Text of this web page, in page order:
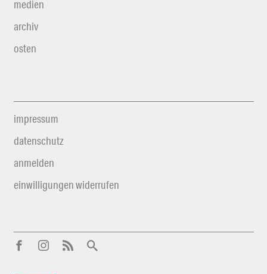
medien
archiv
osten
impressum
datenschutz
anmelden
einwilligungen widerrufen